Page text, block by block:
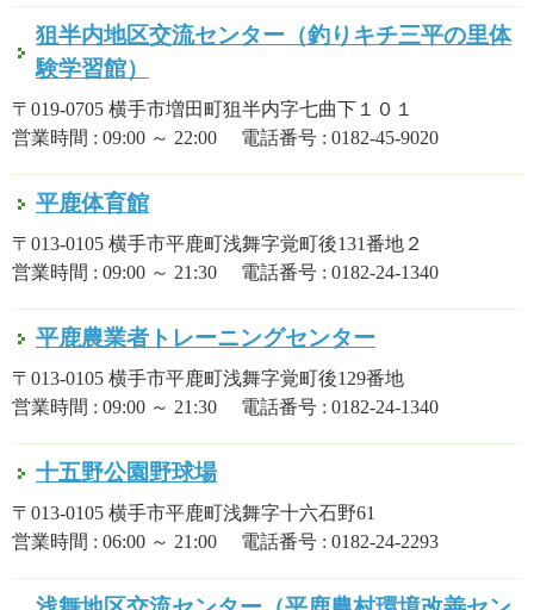
狙半内地区交流センター（釣りキチ三平の里体
験学習館）
〒019-0705 横手市増田町狙半内字七曲下１０１
営業時間 : 09:00 ～ 22:00 電話番号 : 0182-45-9020
平鹿体育館
〒013-0105 横手市平鹿町浅舞字覚町後131番地２
営業時間 : 09:00 ～ 21:30 電話番号 : 0182-24-1340
平鹿農業者トレーニングセンター
〒013-0105 横手市平鹿町浅舞字覚町後129番地
営業時間 : 09:00 ～ 21:30 電話番号 : 0182-24-1340
十五野公園野球場
〒013-0105 横手市平鹿町浅舞字十六石野61
営業時間 : 06:00 ～ 21:00 電話番号 : 0182-24-2293